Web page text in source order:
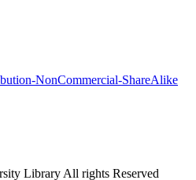
NonCommercial-ShareAlike
Library All rights Reserved